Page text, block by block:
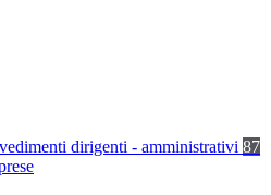
dirigenti - amministrativi 87